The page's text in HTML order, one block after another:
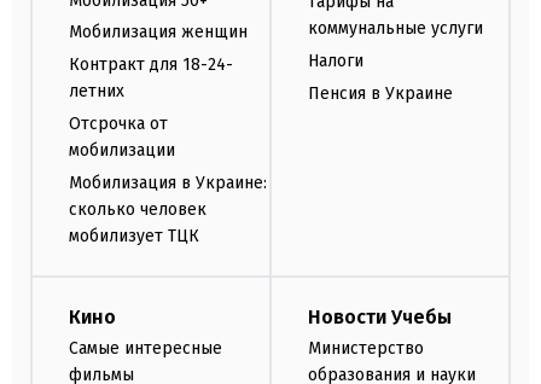
Мобилизация женщин
Контракт для 18-24-
летних
Отсрочка от
мобилизации
Мобилизация в Украине:
сколько человек
мобилизует ТЦК
коммунальные услуги
Налоги
Пенсия в Украине
Кино
Самые интересные
фильмы
Новости Учебы
Министерство
образования и науки